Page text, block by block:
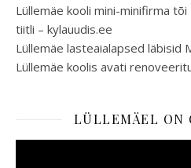
Lüllemäe kooli mini-minifirma
tiitli – kylauudis.ee
Lüllemäe lasteaialapsed läbisid
Lüllemäe koolis avati
LÜLLEMÄEL ON